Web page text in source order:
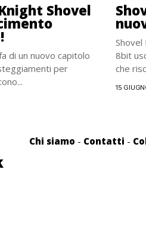
Shovel
di un nuovo capitolo
per
8bit
che
15
Chi siamo - Contatti -